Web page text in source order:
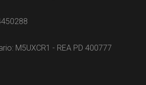
M5UXCR1 - REA PD 400777